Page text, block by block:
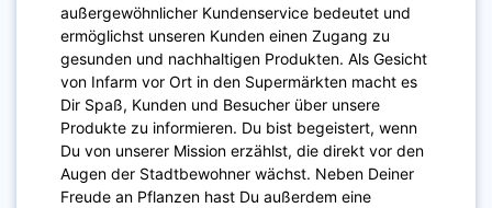
außergewöhnlicher Kundenservice bedeutet und
ermöglichst unseren Kunden einen Zugang zu
gesunden und nachhaltigen Produkten. Als Gesicht
von Infarm vor Ort in den Supermärkten macht es
Dir Spaß, Kunden und Besucher über unsere
Produkte zu informieren. Du bist begeistert, wenn
Du von unserer Mission erzählst, die direkt vor den
Augen der Stadtbewohner wächst. Neben Deiner
Freude an Pflanzen hast Du außerdem eine